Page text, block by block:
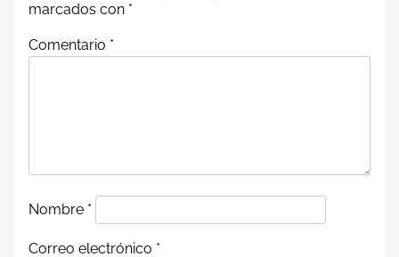
marcados con *
Comentario *
Nombre *
Correo electrónico *